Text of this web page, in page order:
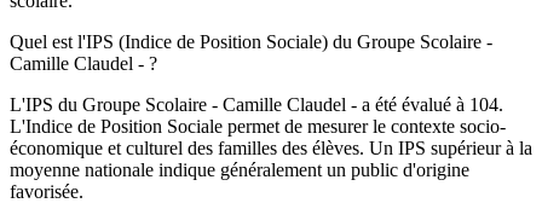
Quel est l'IPS (Indice de Position Sociale) du Groupe Scolaire -
Camille Claudel - ?
L'IPS du Groupe Scolaire - Camille Claudel - a été évalué à 104.
L'Indice de Position Sociale permet de mesurer le contexte socio-
économique et culturel des familles des élèves. Un IPS supérieur à la
moyenne nationale indique généralement un public d'origine
favorisée.